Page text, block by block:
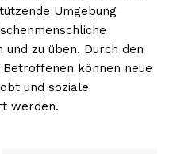
Umgebung
zu üben. Durch den
können neue
und soziale
werden.